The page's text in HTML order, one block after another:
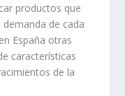
pro­ductos que
de cada
España otras
características
de la